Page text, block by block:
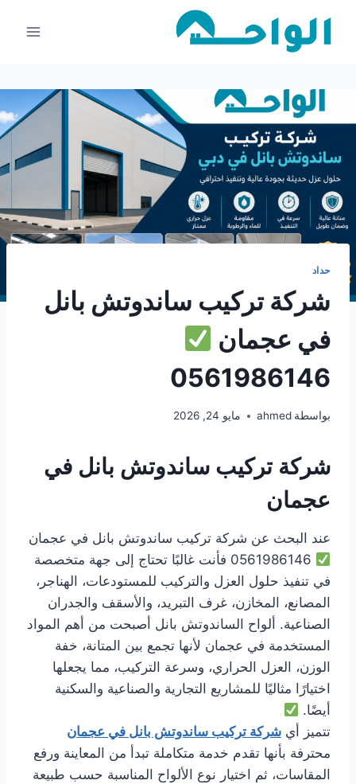
حداد
شركة تركيب ساندوتش بانل
في عجمان
0561986146
بواسطة ahmed مايو 24, 2026
شركة تركيب ساندوتش بانل في
عجمان
عند البحث عن شركة تركيب ساندوتش بانل في عجمان
0561986146 فأنت غالبًا تحتاج إلى جهة متخصصة
في تنفيذ حلول العزل والتركيب للمستودعات، الهناجر،
المصانع، المخازن، غرف التبريد، والأسقف والجدران
الصناعية. ألواح الساندوتش بانل أصبحت من أهم المواد
المستخدمة في عجمان لأنها تجمع بين المتانة، خفة
الوزن، العزل الحراري، وسرعة التركيب، مما يجعلها
اختيارًا مثاليًا للمشاريع التجارية والصناعية والسكنية
أيضًا.
تتميز أي شركة تركيب ساندوتش بانل في عجمان
محترفة بأنها تقدم خدمة متكاملة تبدأ من المعاينة ورفع
المقاسات، ثم اختيار نوع الألواح المناسبة حسب طبيعة